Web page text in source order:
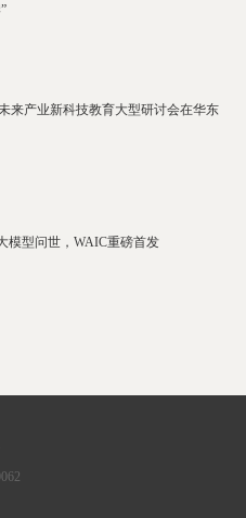
来产业新科技教育大型研讨会在华东
模型问世，WAIC重磅首发